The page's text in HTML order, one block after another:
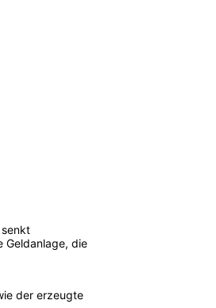
senkt
Geldanlage, die
der erzeugte